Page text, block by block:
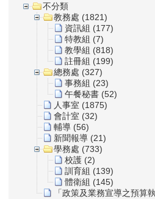
不分類
教務處 (1821)
資訊組 (177)
特教組 (7)
教學組 (818)
註冊組 (199)
總務處 (327)
事務組 (23)
午餐秘書 (52)
人事室 (1875)
會計室 (32)
輔導 (56)
新聞報導 (21)
學務處 (733)
校護 (2)
訓育組 (139)
體衛組 (145)
「政策及業務宣導之預算